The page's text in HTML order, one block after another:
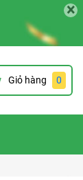
×
Giỏ hàng 0